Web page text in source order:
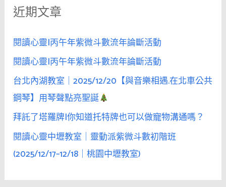
字
近期文章
閱讀心靈|丙午年紫微斗數流年論斷活動
閱讀心靈|丙午年紫微斗數流年論斷活動
台北內湖教室｜2025/12/20【與音樂相遇.在北車公共
鋼琴】用琴聲點亮聖誕
拜託了塔羅牌|你知道托特牌也可以做寵物溝通嗎？
閱讀心靈中壢教室｜靈動派紫微斗數初階班
(2025/12/17–12/18｜桃園中壢教室)